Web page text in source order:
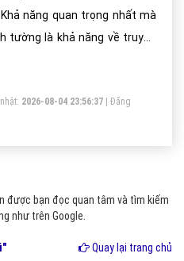
năng quan trọng nhất mà
tường là khả năng về truyền
truyền thông.
2026-08-04 23:56:37
Đăng
được bạn đọc quan tâm và tìm kiếm
như trên Google.
Quay lại trang chủ